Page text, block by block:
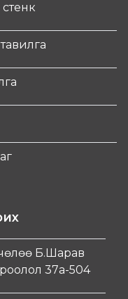
Б.Шарав
37а-504